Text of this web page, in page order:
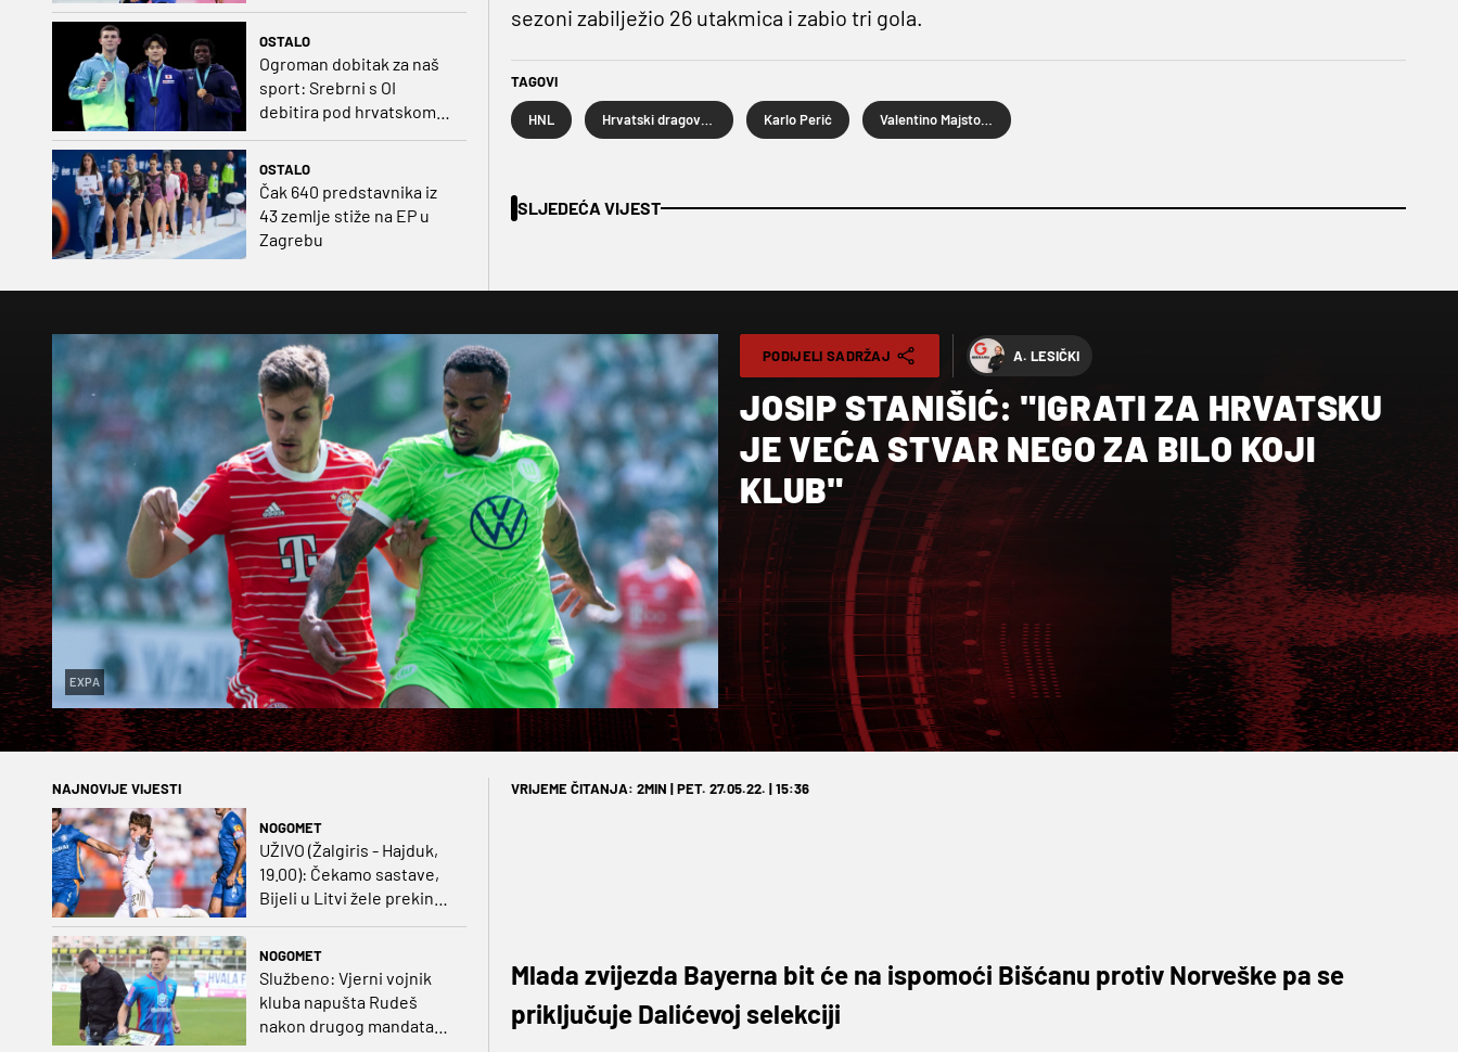
OSTALO
Ogroman dobitak za naš
sport: Srebrni s OI
debitira pod hrvatskom
OSTALO
Čak 640 predstavnika iz
43 zemlje stiže na EP u
Zagrebu
sezoni zabilježio 26 utakmica i zabio tri gola.
TAGOVI
HNL Hrvatski dragovoljac Karlo Perić Valentino Majstorović
SLJEDEĆA VIJEST
EXPA
PODIJELI SADRŽAJ A. LESIČKI
JOSIP STANIŠIĆ: "IGRATI ZA HRVATSKU
JE VEĆA STVAR NEGO ZA BILO KOJI
KLUB"
NAJNOVIJE VIJESTI
NOGOMET
UŽIVO (Žalgiris - Hajduk,
19.00): Čekamo sastave,
Bijeli u Litvi žele prekinut
negativan niz
NOGOMET
Službeno: Vjerni vojnik
kluba napušta Rudeš
nakon drugog mandata
VRIJEME ČITANJA: 2MIN | PET. 27.05.22. | 15:36
Mlada zvijezda Bayerna bit će na ispomoći Bišćanu protiv Norveške pa se
priključuje Dalićevoj selekciji